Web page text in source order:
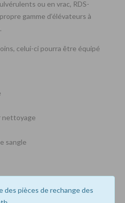
ou en vrac, RDS-
gamme d’élévateurs à
celui-ci pourra être équipé
nettoyage
sangle
des pièces de rechange des